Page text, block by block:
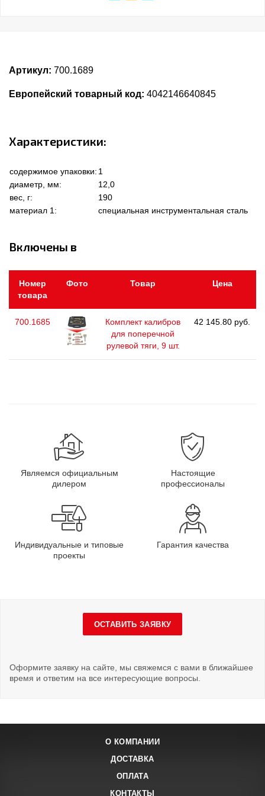
Артикул: 700.1689
Европейский товарный код: 4042146640845
Характеристики:
содержимое упаковки: 1
диаметр, мм:
12,0
вес, г:
190
материал 1:
специальная инструментальная сталь
Включены в
Номер
товара
Фото Товар Цена
700.1685
Комплект калибров
для поперечной
рулевой тяги, 9 шт.
42 145.80 руб.
Являемся официальным
дилером
Настоящие
профессионалы
Индивидуальные и типовые
проекты
Гарантия качества
ОСТАВИТЬ ЗАЯВКУ
Оформите заявку на сайте, мы свяжемся с вами в ближайшее
время и ответим на все интересующие вопросы.
О КОМПАНИИ
ДОСТАВКА
ОПЛАТА
КОНТАКТЫ